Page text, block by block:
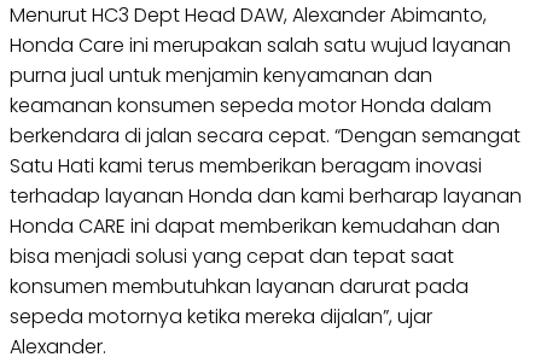
Menurut HC3 Dept Head DAW, Alexander Abimanto,
Honda Care ini merupakan salah satu wujud layanan
purna jual untuk menjamin kenyamanan dan
keamanan konsumen sepeda motor Honda dalam
berkendara di jalan secara cepat. “Dengan semangat
Satu Hati kami terus memberikan beragam inovasi
terhadap layanan Honda dan kami berharap layanan
Honda CARE ini dapat memberikan kemudahan dan
bisa menjadi solusi yang cepat dan tepat saat
konsumen membutuhkan layanan darurat pada
sepeda motornya ketika mereka dijalan”, ujar
Alexander.